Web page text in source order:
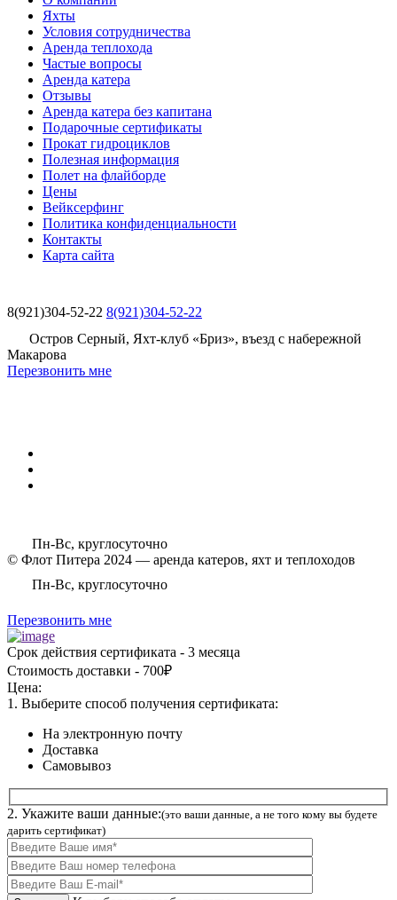
Яхты
Условия сотрудничества
Аренда теплохода
Частые вопросы
Аренда катера
Отзывы
Аренда катера без капитана
Подарочные сертификаты
Прокат гидроциклов
Полезная информация
Полет на флайборде
Цены
Вейксерфинг
Политика конфиденциальности
Контакты
Карта сайта
8(921)304-52-22 8(921)304-52-22
Остров Серный, Яхт-клуб «Бриз», въезд с набережной
Макарова
Перезвонить мне
Пн-Вс, круглосуточно
© Флот Питера 2024 — аренда катеров, яхт и теплоходов
Пн-Вс, круглосуточно
Перезвонить мне
Срок действия сертификата - 3 месяца
Стоимость доставки - 700₽
Цена:
1. Выберите способ получения сертификата:
На электронную почту
Доставка
Самовывоз
2. Укажите ваши данные:(это ваши данные, а не того кому вы будете
дарить сертификат)